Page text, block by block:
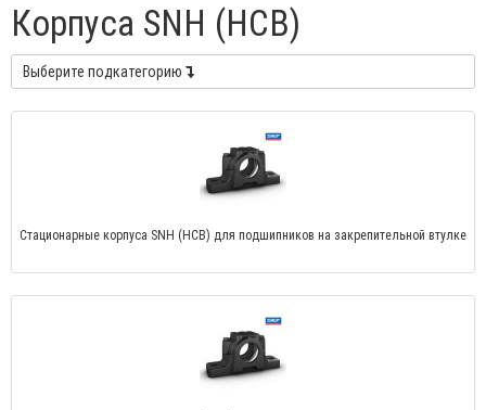
Корпуса SNH (HCB)
Выберите подкатегорию
Стационарные корпуса SNH (HCB) для подшипников на закрепительной втулке